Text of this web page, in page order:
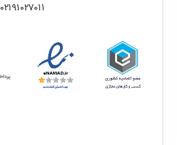
02191027011